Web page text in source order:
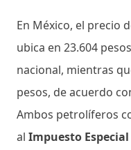
En México, el precio
ubica en 23.604
nacional, mientras
pesos, de acuerdo
Ambos petrolíferos
al Impuesto